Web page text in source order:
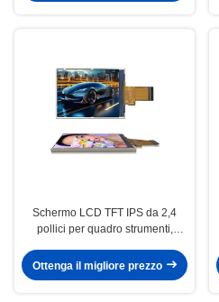
Schermo LCD TFT IPS da 2,4
pollici per quadro strumenti,
completo
Ottenga il migliore prezzo